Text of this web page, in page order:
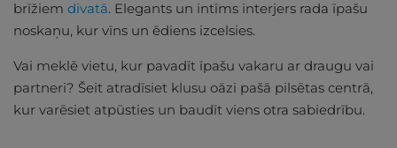
brīžiem divatā. Elegants un intīms interjers rada īpašu
noskaņu, kur vīns un ēdiens izcelsies.
Vai meklē vietu, kur pavadīt īpašu vakaru ar draugu vai
partneri? Šeit atradīsiet klusu oāzi pašā pilsētas centrā,
kur varēsiet atpūsties un baudīt viens otra sabiedrību.